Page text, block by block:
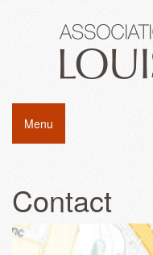
Menu
Contact